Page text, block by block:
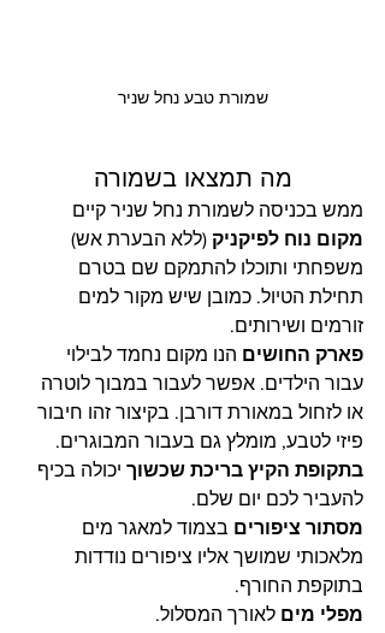
שמורת טבע נחל שניר
מה תמצאו בשמורה
ממש בכניסה לשמורת נחל שניר קיים
מקום נוח לפיקניק (ללא הבערת אש)
משפחתי ותוכלו להתמקם שם בטרם
תחילת הטיול. כמובן שיש מקור למים
זורמים ושירותים.
פארק החושים הנו מקום נחמד לבילוי
עבור הילדים. אפשר לעבור במבוך לוטרה
או לזחול במאורת דורבן. בקיצור זהו חיבור
פיזי לטבע, מומלץ גם בעבור המבוגרים.
בתקופת הקיץ בריכת שכשוך יכולה בכיף
להעביר לכם יום שלם.
מסתור ציפורים בצמוד למאגר מים
מלאכותי שמושך אליו ציפורים נודדות
בתוקפת החורף.
מפלי מים לאורך המסלול.